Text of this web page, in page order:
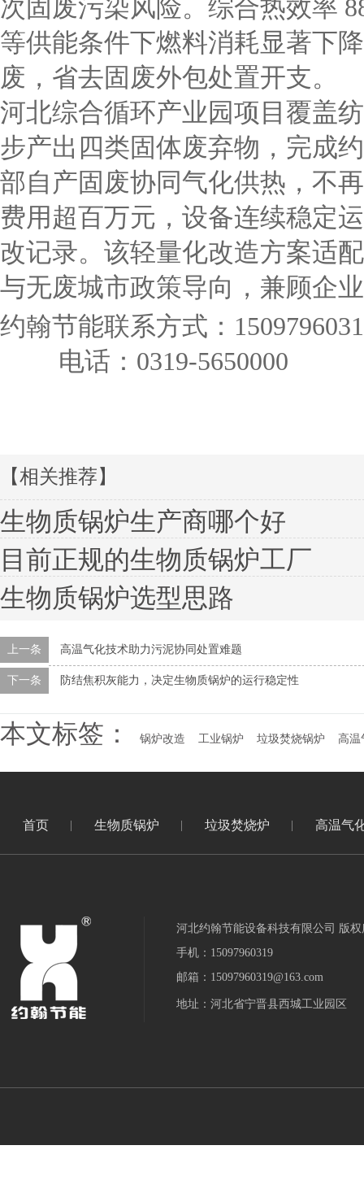
次固废污染风险。综合热效率
等供能条件下燃料消耗显著下
废，省去固废外包处置开支。
河北综合循环产业园项目覆盖
步产出四类固体废弃物，完成
部自产固废协同气化供热，不
费用超百万元，设备连续稳定
改记录。该轻量化改造方案适
与无废城市政策导向，兼顾企
约翰节能联系方式：
电话：0319-5650000
【相关推荐】
生物质锅炉生产商哪个好
目前正规的生物质锅炉工厂
生物质锅炉选型思路
上一条 高温气化技术助力污泥协同处置难题
下一条 防结焦积灰能力，决定生物质锅炉的运行稳定性
本文标签： 锅炉改造 工业锅炉 垃圾焚烧锅炉 高温
首页 生物质锅炉 垃圾焚烧炉 高温气
河北约翰节能设备科技有限公司 版权
手机：15097960319
邮箱：15097960319@163.com
地址：河北省宁晋县西城工业园区